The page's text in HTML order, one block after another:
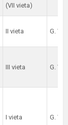
(VII vieta)
II vieta G.
III vieta G.
I vieta G.